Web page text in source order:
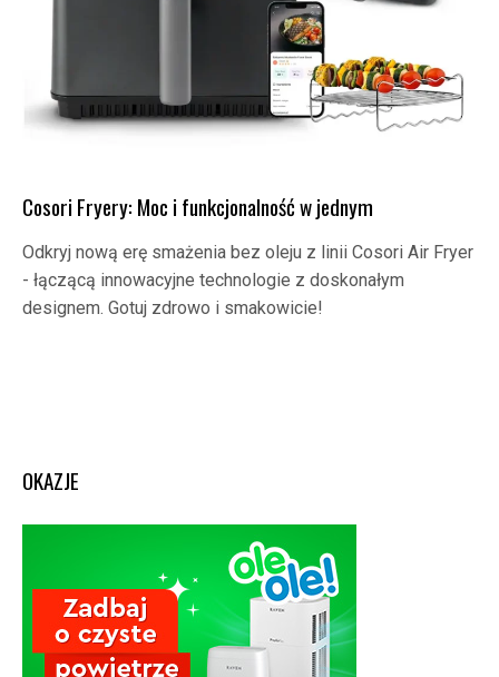
Cosori Fryery: Moc i funkcjonalność w jednym
Odkryj nową erę smażenia bez oleju z linii Cosori Air Fryer
- łączącą innowacyjne technologie z doskonałym
designem. Gotuj zdrowo i smakowicie!
OKAZJE